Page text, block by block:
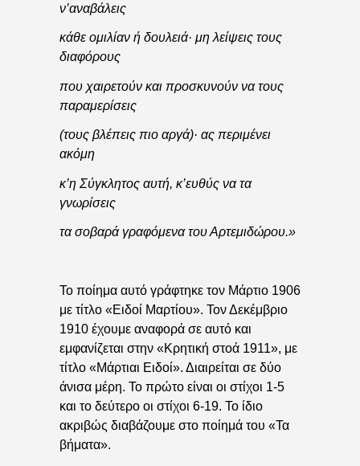
ν’αναβάλεις
κάθε ομιλίαν ή δουλειά· μη λείψεις τους
διαφόρους
που χαιρετούν και προσκυνούν να τους
παραμερίσεις
(τους βλέπεις πιο αργά)· ας περιμένει
ακόμη
κ’η Σύγκλητος αυτή, κ’ευθύς να τα
γνωρίσεις
τα σοβαρά γραφόμενα του Αρτεμιδώρου.»
Το ποίημα αυτό γράφτηκε τον Μάρτιο 1906
με τίτλο «Ειδοί Μαρτίου». Τον Δεκέμβριο
1910 έχουμε αναφορά σε αυτό και
εμφανίζεται στην «Κρητική στοά 1911», με
τίτλο «Μάρτιαι Ειδοί». Διαιρείται σε δύο
άνισα μέρη. Το πρώτο είναι οι στίχοι 1-5
και το δεύτερο οι στίχοι 6-19. Το ίδιο
ακριβώς διαβάζουμε στο ποίημά του «Τα
βήματα».